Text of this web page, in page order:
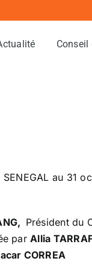
au
Président du
parAllia
CORREA